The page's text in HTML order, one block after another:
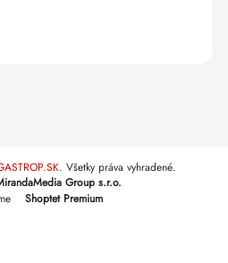
Group s.r.o.
Shoptet Premium
. Všetky práva vyhradené.